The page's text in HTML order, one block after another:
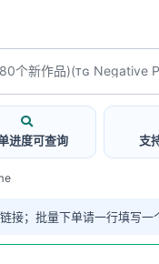
进度可查询 支
接；批量下单请一行填写一